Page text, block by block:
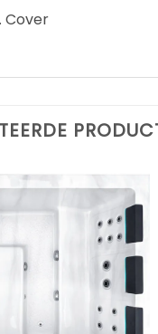
Cover